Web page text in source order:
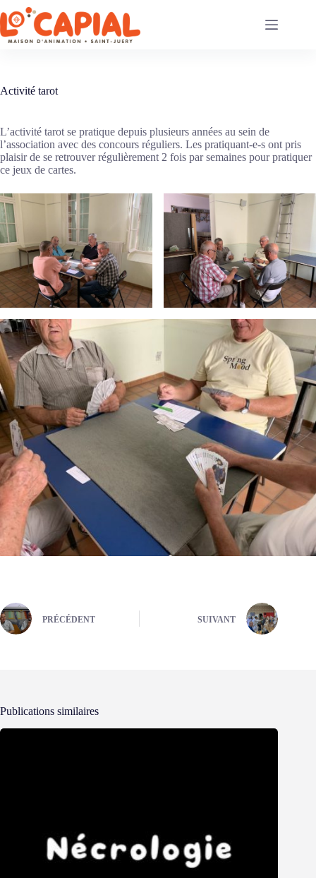
Passer
au
contenu
Activité tarot
L’activité tarot se pratique depuis plusieurs années au sein de
l’association avec des concours réguliers. Les pratiquant-e-s ont pris
plaisir de se retrouver régulièrement 2 fois par semaines pour pratiquer
ce jeux de cartes.
PRÉCÉDENT SUIVANT
Publications similaires